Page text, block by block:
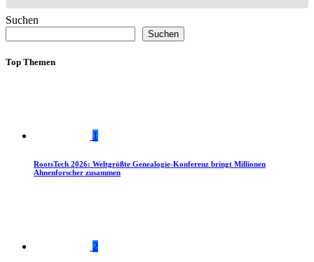
Suchen
Suchen
Top Themen
1
RootsTech 2026: Weltgrößte Genealogie-Konferenz bringt Millionen
Ahnenforscher zusammen
2